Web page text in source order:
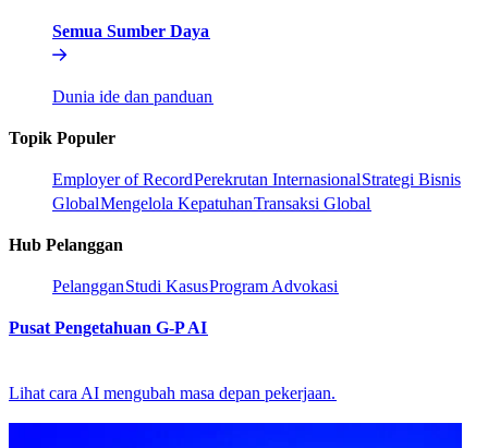
Semua Sumber Daya​​
Dunia ide dan panduan​​
Topik Populer​​
Employer of Record​​Perekrutan Internasional​​Strategi Bisnis
Global​​Mengelola Kepatuhan​​Transaksi Global​​
Hub Pelanggan​​
Pelanggan​​Studi Kasus​​Program Advokasi​​
Pusat Pengetahuan G-P AI​​
Lihat cara AI mengubah masa depan pekerjaan.​​